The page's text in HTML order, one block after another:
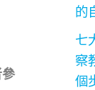
的
七
察
個